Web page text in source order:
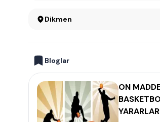
Dikmen
Bloglar
ON